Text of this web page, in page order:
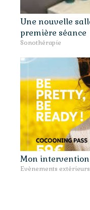
Une nouvelle
première séance
Sonothérapie
Mon
Evènements extérieurs